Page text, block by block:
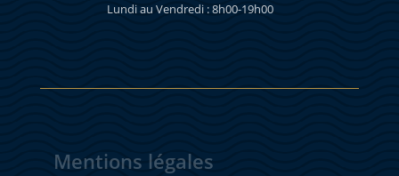
Lundi au Vendredi : 8h00-19h00
Mentions légales